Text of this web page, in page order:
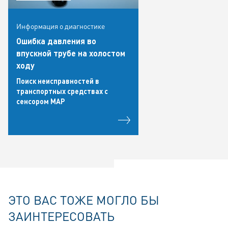
Информация о диагностике
Ошибка давления во
впускной трубе на холостом
ходу
Поиск неисправностей в
транспортных средствах с
сенсором MAP
ЭТО ВАС ТОЖЕ МОГЛО БЫ
ЗАИНТЕРЕСОВАТЬ